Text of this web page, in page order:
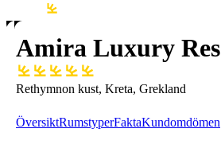
Amira Luxury
Rethymnon kust, Kreta, Grekland
ÖversiktRumstyperFaktaKundomdömen